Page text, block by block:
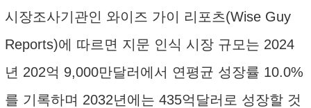
시장조사기관인 와이즈 가이 리포츠(Wise Guy
Reports)에 따르면 지문 인식 시장 규모는 2024
년 202억 9,000만달러에서 연평균 성장률 10.0%
를 기록하며 2032년에는 435억달러로 성장할 것